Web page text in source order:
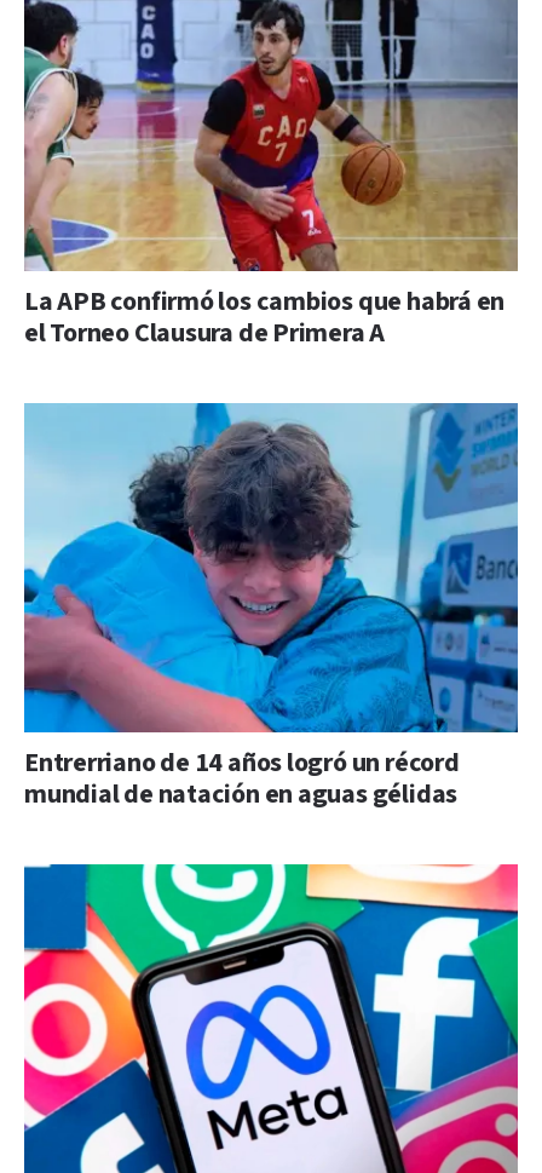
La APB confirmó los cambios que habrá en
el Torneo Clausura de Primera A
Entrerriano de 14 años logró un récord
mundial de natación en aguas gélidas